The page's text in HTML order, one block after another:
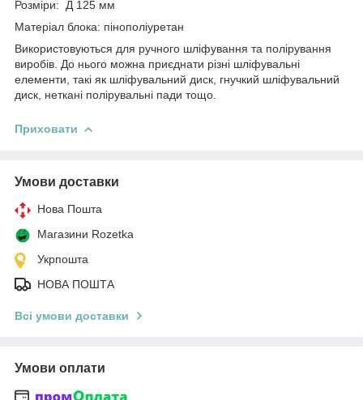
Розміри: Д 125 мм
Матеріал блока: пінополіуретан
Використовуються для ручного шліфування та полірування
виробів. До нього можна приєднати різні шліфувальні
елементи, такі як шліфувальний диск, гнучкий шліфувальний
диск, неткані полірувальні пади тощо.
Приховати
Умови доставки
Нова Пошта
Магазини Rozetka
Укрпошта
НОВА ПОШТА
Всі умови доставки
Умови оплати